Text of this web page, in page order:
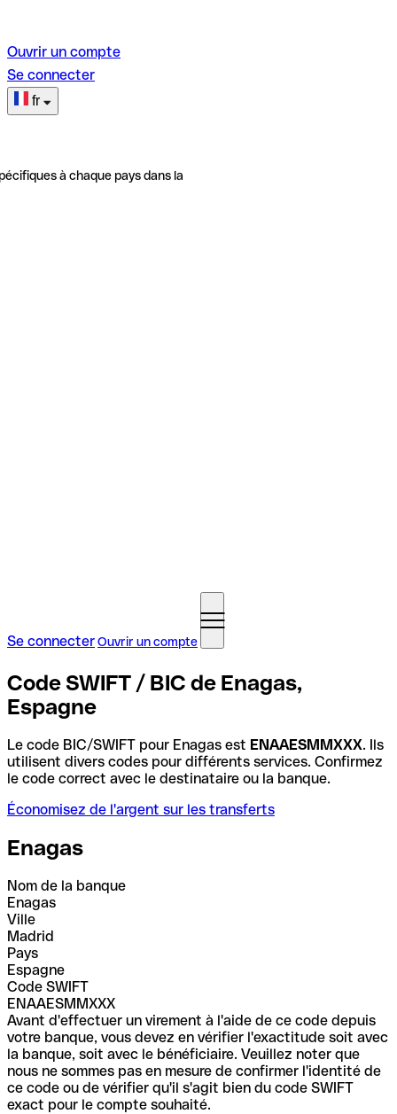
Ouvrir un compte
Se connecter
fr
à chaque pays dans la
Se connecterOuvrir un compte
Code SWIFT / BIC de Enagas,
Espagne
Le code BIC/SWIFT pour Enagas est ENAAESMMXXX. Ils
utilisent divers codes pour différents services. Confirmez
le code correct avec le destinataire ou la banque.
Économisez de l'argent sur les transferts
Enagas
Nom de la banque
Enagas
Ville
Madrid
Pays
Espagne
Code SWIFT
ENAAESMMXXX
Avant d'effectuer un virement à l'aide de ce code depuis
votre banque, vous devez en vérifier l'exactitude soit avec
la banque, soit avec le bénéficiaire. Veuillez noter que
nous ne sommes pas en mesure de confirmer l'identité de
ce code ou de vérifier qu'il s'agit bien du code SWIFT
exact pour le compte souhaité.